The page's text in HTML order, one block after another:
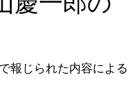
報じられた内容による